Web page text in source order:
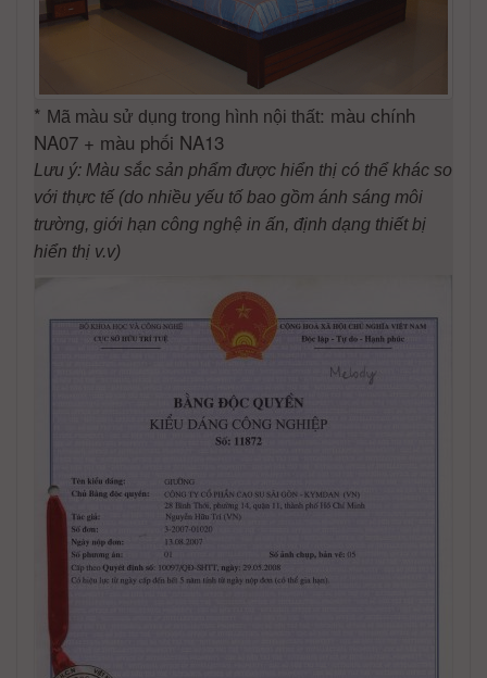
* Mã màu sử dụng trong hình nội thất: màu chính
NA07 + màu phối NA13
Lưu ý: Màu sắc sản phẩm được hiển thị có thể khác so
với thực tế (do nhiều yếu tố bao gồm ánh sáng môi
trường, giới hạn công nghệ in ấn, định dạng thiết bị
hiển thị v.v)